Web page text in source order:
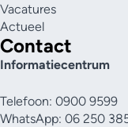
Vacatures
Actueel
Contact
Informatiecentrum
Telefoon: 0900 9599
WhatsApp: 06 250